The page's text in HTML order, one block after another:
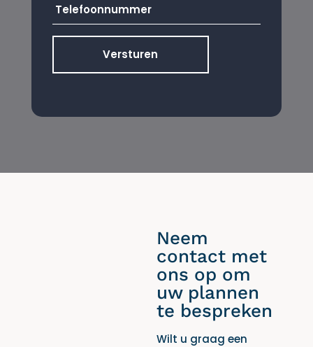
Neem
contact met
ons op om
uw plannen
te bespreken
Wilt u graag een